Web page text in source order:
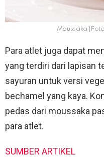
Moussaka
Para atlet juga dapat
yang terdiri dari lapisan
sayuran untuk versi
bechamel yang kaya.
pedas dari moussaka
para atlet.
SUMBER ARTIKEL